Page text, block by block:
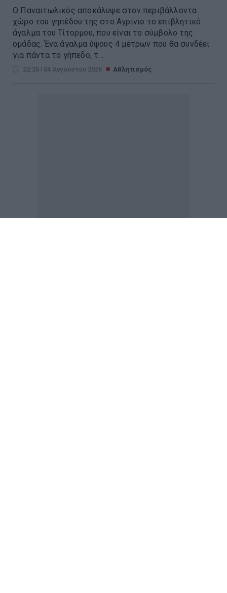
Ο Παναιτωλικός αποκάλυψε στον περιβάλλοντα
χώρο του γηπέδου της στο Αγρίνιο το επιβλητικό
άγαλμα του Τίτορμου, που είναι το σύμβολο της
ομάδας. Ένα άγαλμα ύψους 4 μέτρων που θα συνδέει
για πάντα το γήπεδο, τ...
22:20 | 04 Αυγούστου 2026 Αθλητισμός